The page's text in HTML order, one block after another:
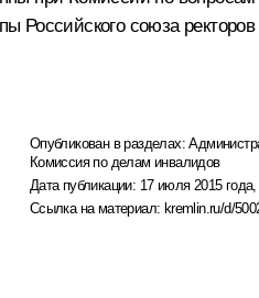
Российского союза
Опубликован в разделах:
Комиссия по делам инвалидов
Дата публикации: 17 июля 2015
Ссылка на материал: kremlin.ru/d/